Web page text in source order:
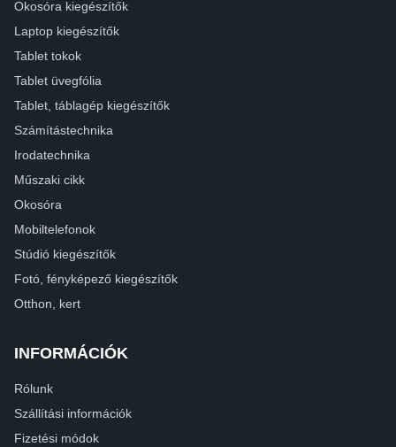
Okosóra kiegészítők
Laptop kiegészítők
Tablet tokok
Tablet üvegfólia
Tablet, táblagép kiegészítők
Számítástechnika
Irodatechnika
Műszaki cikk
Okosóra
Mobiltelefonok
Stúdió kiegészítők
Fotó, fényképező kiegészítők
Otthon, kert
INFORMÁCIÓK
Rólunk
Szállítási információk
Fizetési módok